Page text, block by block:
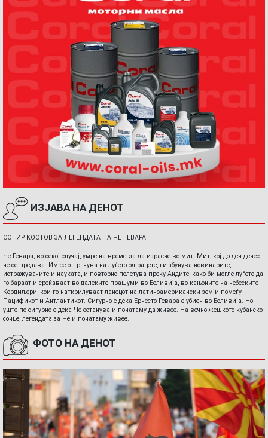
ИЗЈАВА НА ДЕНОТ
СОТИР КОСТОВ ЗА ЛЕГЕНДАТА НА ЧЕ ГЕВАРА
Че Гевара, во секој случај, умре на време, за да израсне во мит. Мит, кој до ден денес
не се предава. Им се оттргнува на луѓето од рацете, ги збунува новинарите,
истражувачите и науката, и повторно полетува преку Андите, како би могле луѓето да
го бараат и среќаваат во далеките прашуми во Боливија, во кањоните на небеските
Кордиљери, кои го наткрилуваат ланецот на латиноамерикански земји помеѓу
Пацификот и Антлантикот. Сигурно е дека Ернесто Гевара е убиен во Боливија. Но
уште по сигурно е дека Че останува и понатаму да живее. На вечно жешкото кубанско
сонце, легендата за Че и понатаму живее.
ФОТО НА ДЕНОТ